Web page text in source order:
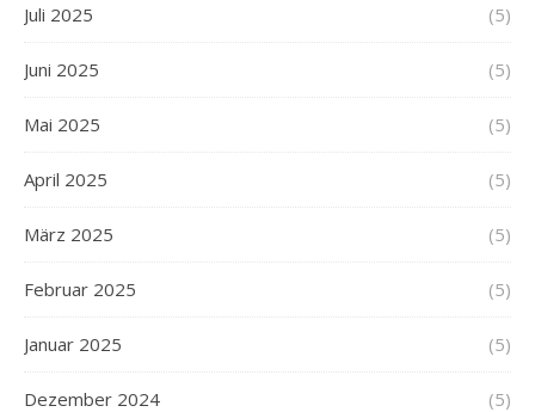
Juli 2025 (5)
Juni 2025 (5)
Mai 2025 (5)
April 2025 (5)
März 2025 (5)
Februar 2025 (5)
Januar 2025 (5)
Dezember 2024 (5)